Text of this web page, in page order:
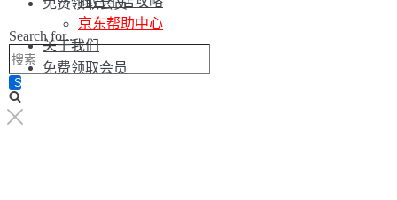
免费领取会员
Search for...
京东帮助中心
关于我们
免费领取会员